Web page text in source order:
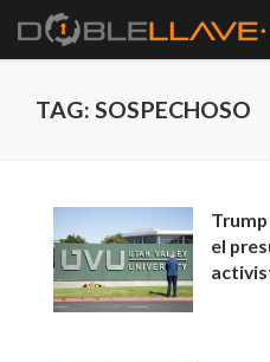
TAG: SOSPECHOSO
el